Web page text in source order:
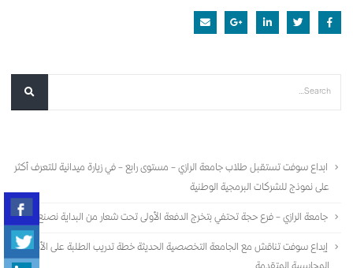
ابداع سوفت تستقبل طلاب جامعة الرازي – مستوى رابع – في زيارة ميدانية للتعرف أكثر
على نموذج للشركات البرمجية الوطنية
جامعة الرازي – فرع حجة تحتفي بتخرج الدفعة الأولى تحت شعار من البداية نصنع الأثر
إبداع سوفت تناقش مع الجامعة التخصصية الحديثة خطة تدريب الطلبة على الأنظمة